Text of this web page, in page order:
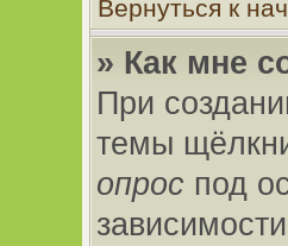
Вернуться к
» Как мне
При
темы
опрос под